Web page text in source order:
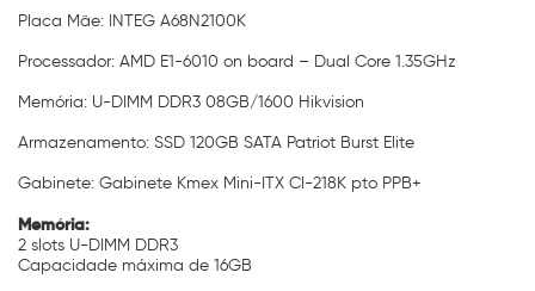
Placa Mãe: INTEG A68N2100K
Processador: AMD E1-6010 on board – Dual Core 1.35GHz
Memória: U-DIMM DDR3 08GB/1600 Hikvision
Armazenamento: SSD 120GB SATA Patriot Burst Elite
Gabinete: Gabinete Kmex Mini-ITX CI-218K pto PPB+
Memória:
2 slots U-DIMM DDR3
Capacidade máxima de 16GB